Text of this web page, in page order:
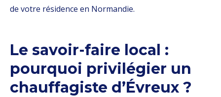
de votre résidence en Normandie.
Le savoir-faire local :
pourquoi privilégier un
chauffagiste d’Évreux ?